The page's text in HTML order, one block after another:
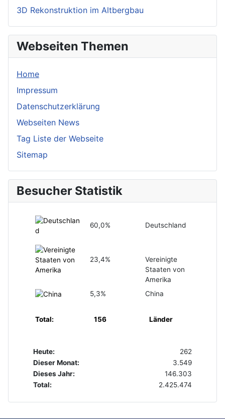
3D Rekonstruktion im Altbergbau
Webseiten Themen
Home
Impressum
Datenschutzerklärung
Webseiten News
Tag Liste der Webseite
Sitemap
Besucher Statistik
60,0% Deutschland
23,4%
Vereinigte
Staaten von
Amerika
5,3%
China
Total: 156 Länder
Heute:
262
Dieser Monat:
3.549
Dieses Jahr:
146.303
Total:
2.425.474